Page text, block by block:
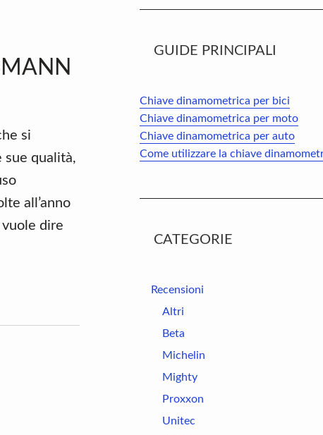
si
qualità,
all’anno
dire
GUIDE PRINCIPALI
Chiave dinamometrica per bici
Chiave dinamometrica per moto
Chiave dinamometrica per auto
Come utilizzare la chiave
CATEGORIE
Recensioni
Altri
Beta
Michelin
Mighty
Proxxon
Unitec